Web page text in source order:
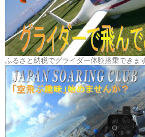
ふるさと納税でグライダー体験搭乗できま